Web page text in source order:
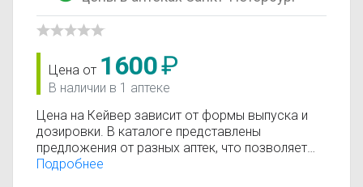
Цена от 1600₽
В наличии в 1 аптеке
Цена на Кейвер зависит от формы выпуска и
дозировки. В каталоге представлены
предложения от разных аптек, что позволяет
быстро найти, где купить Кейвер по
Подробнее